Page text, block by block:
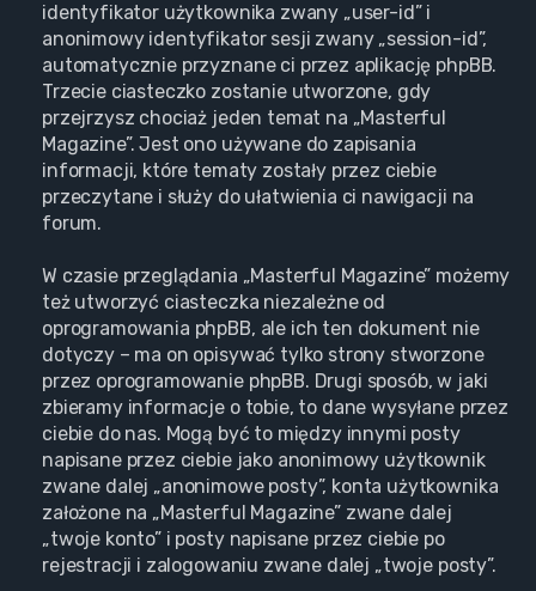
identyfikator użytkownika zwany „user-id” i
anonimowy identyfikator sesji zwany „session-id”,
automatycznie przyznane ci przez aplikację phpBB.
Trzecie ciasteczko zostanie utworzone, gdy
przejrzysz chociaż jeden temat na „Masterful
Magazine”. Jest ono używane do zapisania
informacji, które tematy zostały przez ciebie
przeczytane i służy do ułatwienia ci nawigacji na
forum.
W czasie przeglądania „Masterful Magazine” możemy
też utworzyć ciasteczka niezależne od
oprogramowania phpBB, ale ich ten dokument nie
dotyczy – ma on opisywać tylko strony stworzone
przez oprogramowanie phpBB. Drugi sposób, w jaki
zbieramy informacje o tobie, to dane wysyłane przez
ciebie do nas. Mogą być to między innymi posty
napisane przez ciebie jako anonimowy użytkownik
zwane dalej „anonimowe posty”, konta użytkownika
założone na „Masterful Magazine” zwane dalej
„twoje konto” i posty napisane przez ciebie po
rejestracji i zalogowaniu zwane dalej „twoje posty”.